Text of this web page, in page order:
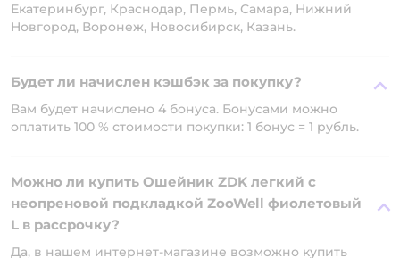
Екатеринбург, Краснодар, Пермь, Самара, Нижний
Новгород, Воронеж, Новосибирск, Казань.
Будет ли начислен кэшбэк за покупку?
Вам будет начислено 4 бонуса. Бонусами можно
оплатить 100 % стоимости покупки: 1 бонус = 1 рубль.
Можно ли купить Ошейник ZDK легкий с
неопреновой подкладкой ZooWell фиолетовый
L в рассрочку?
Да, в нашем интернет-магазине возможно купить